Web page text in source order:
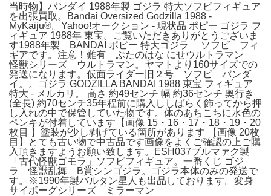
当時物】バンダイ 1988年製 ゴジラ 特大ソフビフィギュア
を出張買取。Bandai Oversized Godzilla 1988 -
MyKaiju®。Yahoo!オークション - 現状品 ポピー ゴジラ フ
ィギュア 1988年 東宝。ご覧いただきありがとうございま
す1988年製 BANDAI ポピー 特大ゴジラ ソフビ フィ
ギアです。注意！難有 ぶたのはな にせウルトラマン
怪獣シリーズ ウルトラマン。ヤマトより160サイズでの
発送になります。仮面ライダー旧２号 ソフビ バンダ
イ。。ゴジラ GODZILLA BANDAI 1988 東宝 フィギュア
特大 - メルカリ。 高さ 約49センチ 幅 約36センチ 奥行き
(全長) 約70センチ35年程前に購入ししばらく飾ってから押
し入れの中で保管していた物です。体のあちこちに水色の
ペンキが付着しています【画像 15・16・17・18・19・20
枚目 】塗装が少し剥げている箇所があります 【画像 20枚
目】とても古い物で中古品です画像をよくご確認の上ご購
入頂きますようお願い致します。ESH037ブルマァク製
「古代怪獣ゴモラ」ソフビフィギュア。一番くじ ゴジ
ラ 怪獣乱舞 B賞シンゴジラ。ゴジラ本体のみの発送で
す。※1990年製バルタン星人も出品しております。変身
サイボーグシリーズ ミラーマン